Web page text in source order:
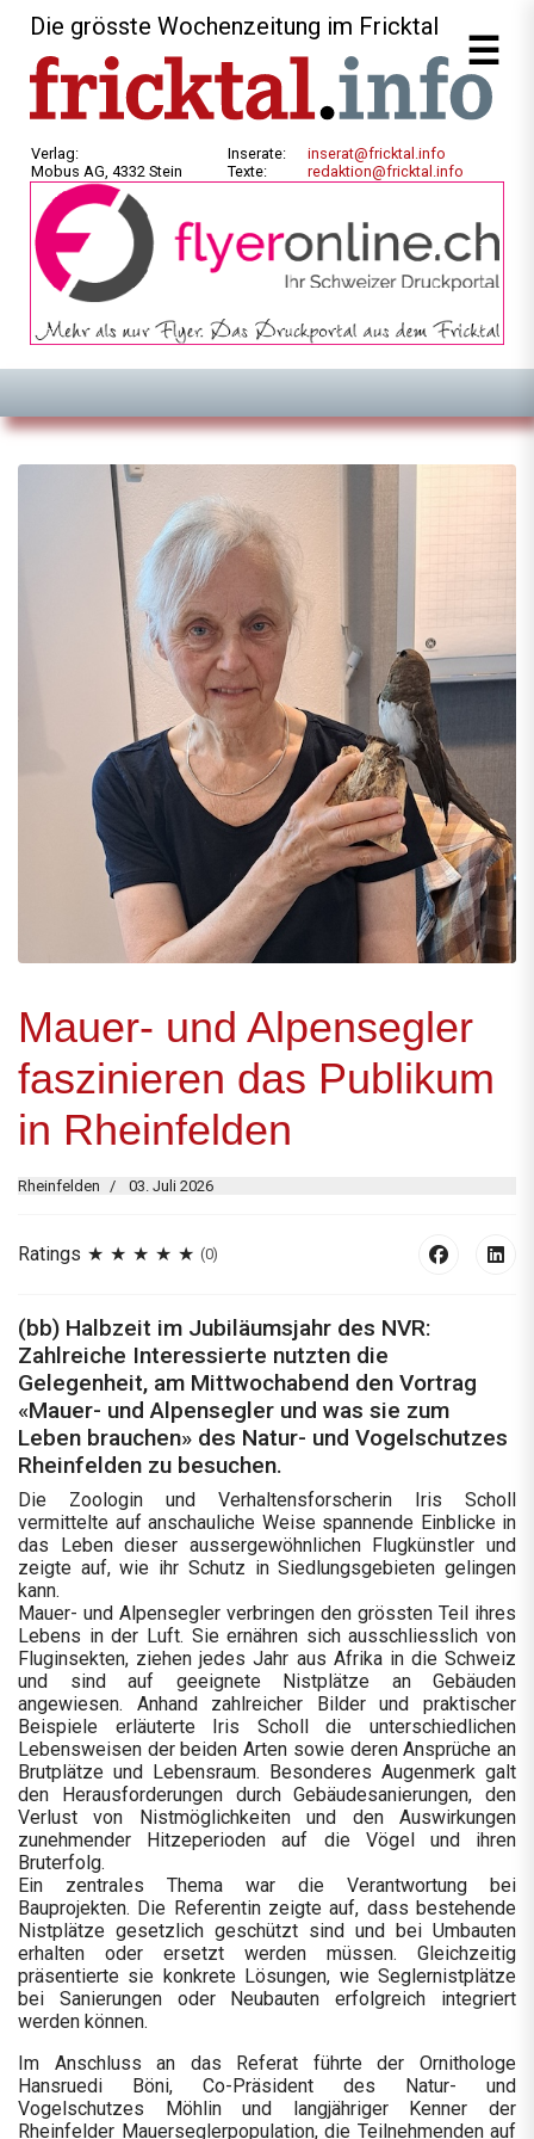
Die grösste Wochenzeitung im Fricktal
Verlag:
Mobus AG, 4332 Stein
Inserate:
Texte:
inserat@fricktal.info
redaktion@fricktal.info
Mauer- und Alpensegler
faszinieren das Publikum
in Rheinfelden
Rheinfelden 03. Juli 2026
Ratings (0)
(bb) Halbzeit im Jubiläumsjahr des NVR:
Zahlreiche Interessierte nutzten die
Gelegenheit, am Mittwochabend den Vortrag
«Mauer- und Alpensegler und was sie zum
Leben brauchen» des Natur- und Vogelschutzes
Rheinfelden zu besuchen.
Die Zoologin und Verhaltensforscherin Iris Scholl
vermittelte auf anschauliche Weise spannende Einblicke in
das Leben dieser aussergewöhnlichen Flugkünstler und
zeigte auf, wie ihr Schutz in Siedlungsgebieten gelingen
kann.
Mauer- und Alpensegler verbringen den grössten Teil ihres
Lebens in der Luft. Sie ernähren sich ausschliesslich von
Fluginsekten, ziehen jedes Jahr aus Afrika in die Schweiz
und sind auf geeignete Nistplätze an Gebäuden
angewiesen. Anhand zahlreicher Bilder und praktischer
Beispiele erläuterte Iris Scholl die unterschiedlichen
Lebensweisen der beiden Arten sowie deren Ansprüche an
Brutplätze und Lebensraum. Besonderes Augenmerk galt
den Herausforderungen durch Gebäudesanierungen, den
Verlust von Nistmöglichkeiten und den Auswirkungen
zunehmender Hitzeperioden auf die Vögel und ihren
Bruterfolg.
Ein zentrales Thema war die Verantwortung bei
Bauprojekten. Die Referentin zeigte auf, dass bestehende
Nistplätze gesetzlich geschützt sind und bei Umbauten
erhalten oder ersetzt werden müssen. Gleichzeitig
präsentierte sie konkrete Lösungen, wie Seglernistplätze
bei Sanierungen oder Neubauten erfolgreich integriert
werden können.
Im Anschluss an das Referat führte der Ornithologe
Hansruedi Böni, Co-Präsident des Natur- und
Vogelschutzes Möhlin und langjähriger Kenner der
Rheinfelder Mauerseglerpopulation, die Teilnehmenden auf